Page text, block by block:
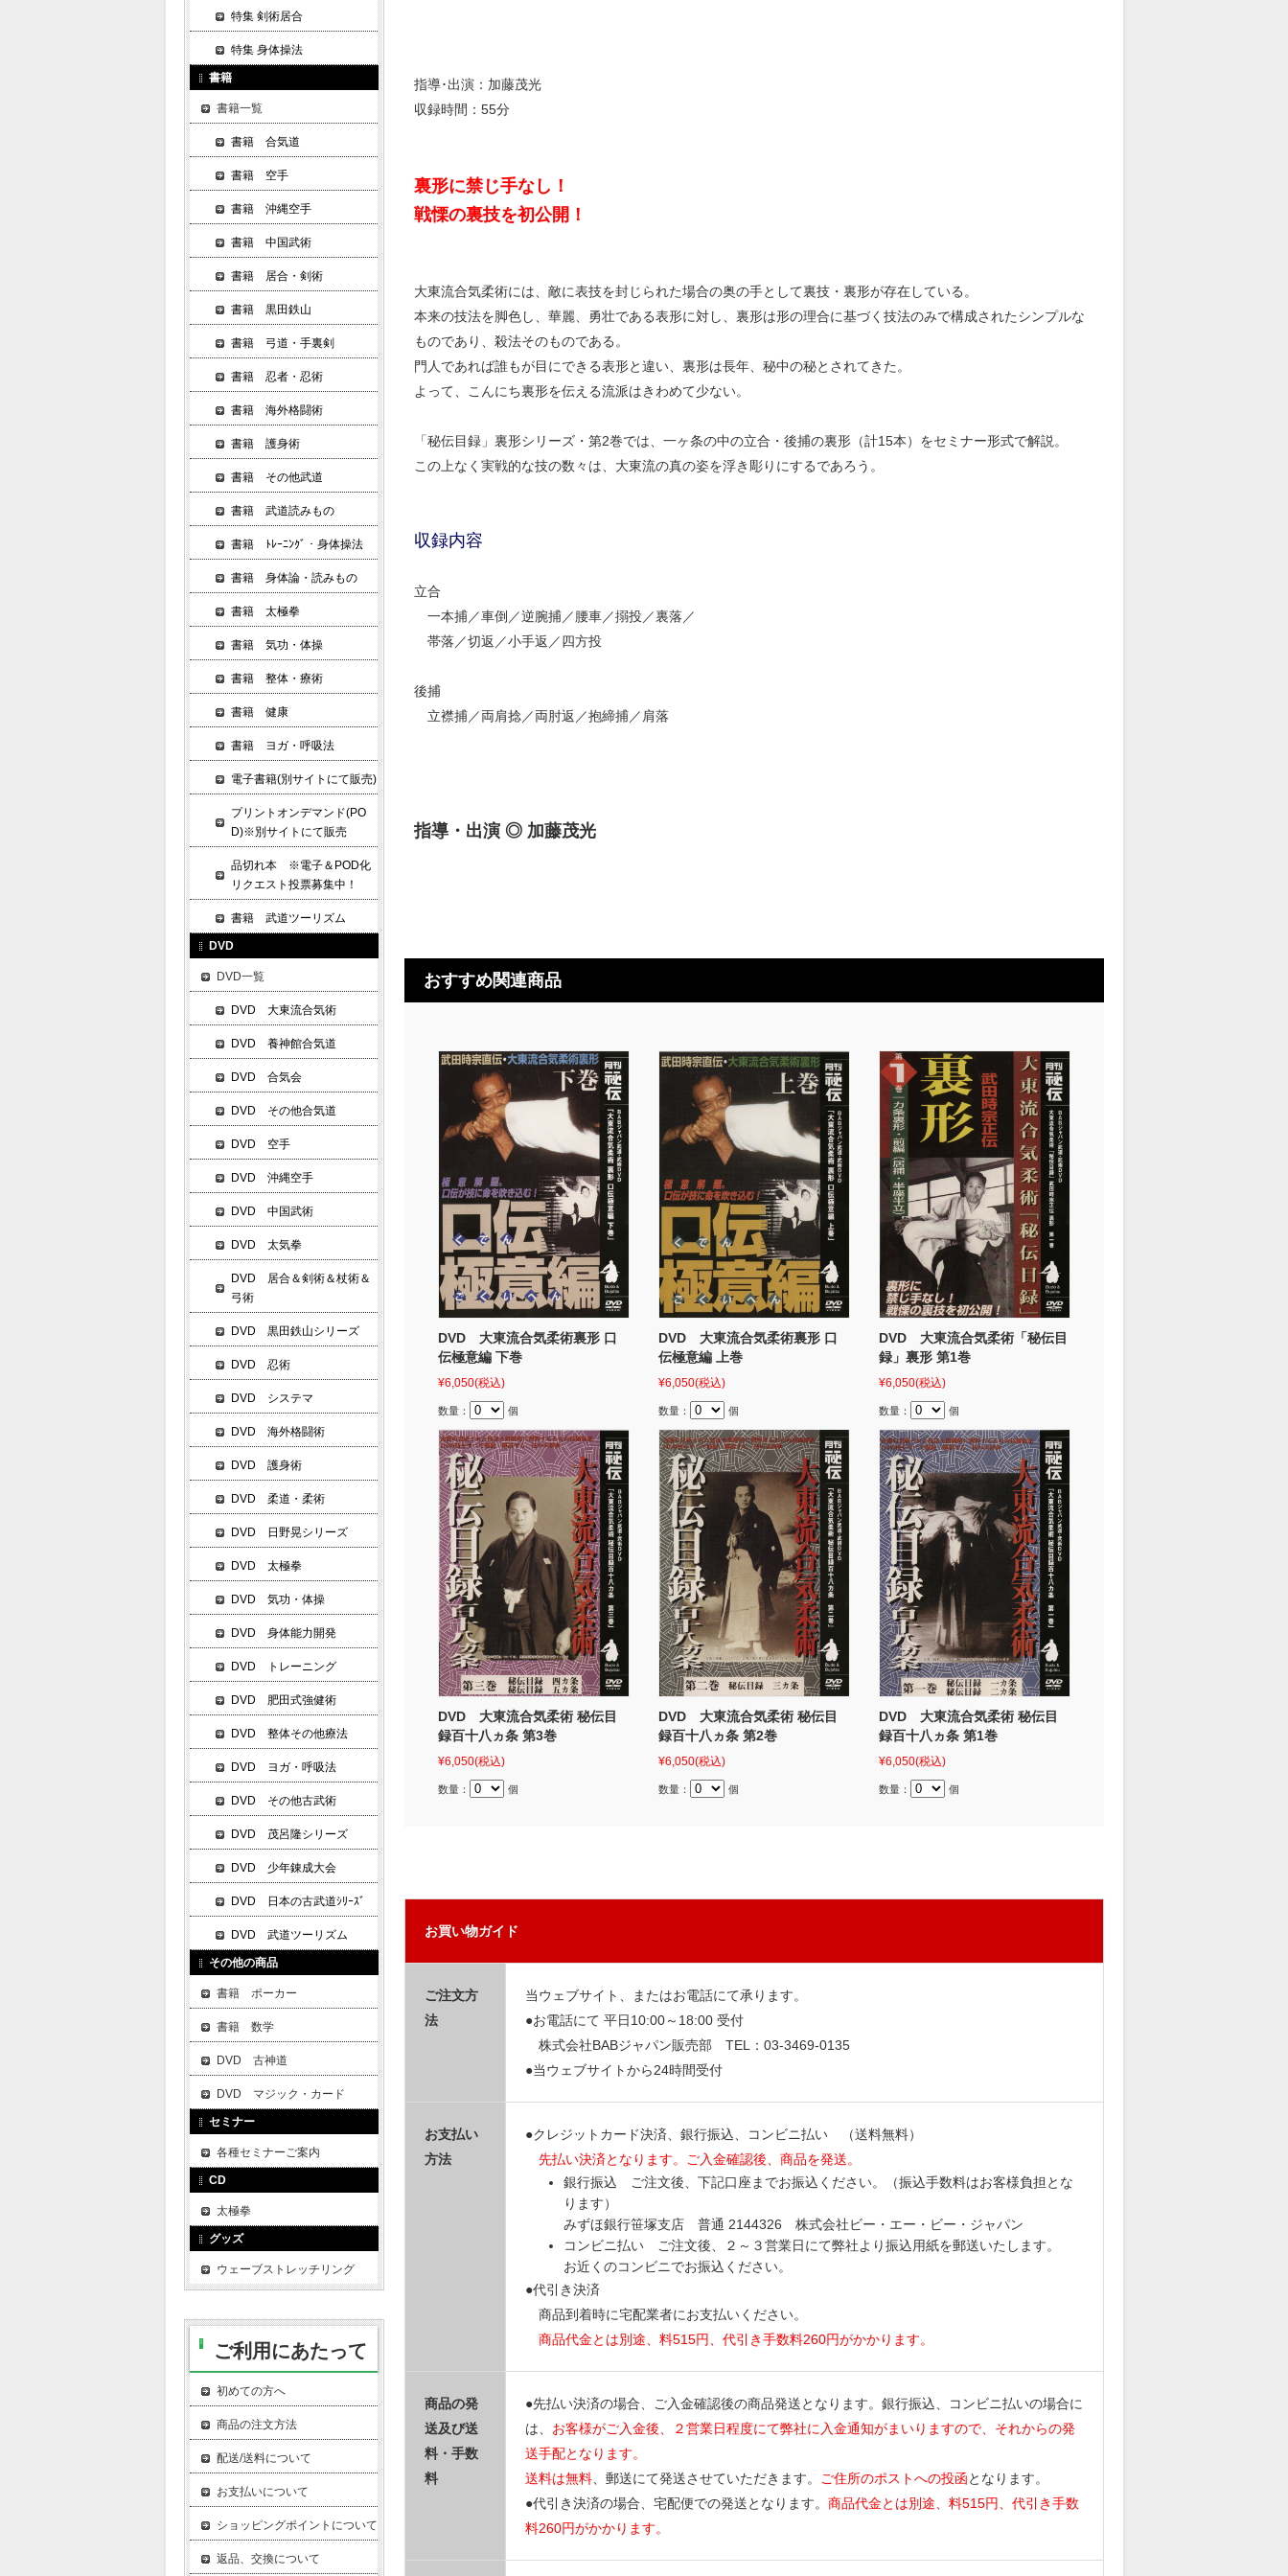
指導･出演：加藤茂光
収録時間：55分
裏形に禁じ手なし！
戦慄の裏技を初公開！
大東流合気柔術には、敵に表技を封じられた場合の奥の手として裏技・裏形が存在している。
本来の技法を脚色し、華麗、勇壮である表形に対し、裏形は形の理合に基づく技法のみで構成されたシンプルな
ものであり、殺法そのものである。
門人であれば誰もが目にできる表形と違い、裏形は長年、秘中の秘とされてきた。
よって、こんにち裏形を伝える流派はきわめて少ない。
「秘伝目録」裏形シリーズ・第2巻では、一ヶ条の中の立合・後捕の裏形（計15本）をセミナー形式で解説。
この上なく実戦的な技の数々は、大東流の真の姿を浮き彫りにするであろう。
収録内容
立合
一本捕／車倒／逆腕捕／腰車／搦投／裏落／
帯落／切返／小手返／四方投
後捕
立襟捕／両肩捻／両肘返／抱締捕／肩落
指導・出演 ◎ 加藤茂光
おすすめ関連商品
DVD 大東流合気柔術裏形 口
伝極意編 下巻
¥6,050(税込)
数量： 個
DVD 大東流合気柔術裏形 口
伝極意編 上巻
¥6,050(税込)
数量： 個
DVD 大東流合気柔術「秘伝目
録」裏形 第1巻
¥6,050(税込)
数量： 個
DVD 大東流合気柔術 秘伝目
録百十八ヵ条 第3巻
¥6,050(税込)
数量： 個
DVD 大東流合気柔術 秘伝目
録百十八ヵ条 第2巻
¥6,050(税込)
数量： 個
DVD 大東流合気柔術 秘伝目
録百十八ヵ条 第1巻
¥6,050(税込)
数量： 個
お買い物ガイド
ご注文方
法
当ウェブサイト、またはお電話にて承ります。
●お電話にて 平日10:00～18:00 受付
株式会社BABジャパン販売部 TEL：03-3469-0135
●当ウェブサイトから24時間受付
お支払い
方法
●クレジットカード決済、銀行振込、コンビニ払い （送料無料）
先払い決済となります。ご入金確認後、商品を発送。
銀行振込 ご注文後、下記口座までお振込ください。（振込手数料はお客様負担とな
ります）
みずほ銀行笹塚支店 普通 2144326 株式会社ビー・エー・ビー・ジャパン
コンビニ払い ご注文後、２～３営業日にて弊社より振込用紙を郵送いたします。
お近くのコンビニでお振込ください。
●代引き決済
商品到着時に宅配業者にお支払いください。
商品代金とは別途、料515円、代引き手数料260円がかかります。
商品の発
送及び送
料・手数
料
●先払い決済の場合、ご入金確認後の商品発送となります。銀行振込、コンビニ払いの場合に
は、 お客様がご入金後、２営業日程度にて弊社に入金通知がまいりますので、それからの発
送手配となります。
送料は無料 、郵送にて発送させていただきます。 ご住所のポストへの投函となります。
●代引き決済の場合、宅配便での発送となります。 商品代金とは別途、料515円、代引き手数
料260円がかかります。
特集 剣術居合
特集 身体操法
書籍
書籍一覧
書籍 合気道
書籍 空手
書籍 沖縄空手
書籍 中国武術
書籍 居合・剣術
書籍 黒田鉄山
書籍 弓道・手裏剣
書籍 忍者・忍術
書籍 海外格闘術
書籍 護身術
書籍 その他武道
書籍 武道読みもの
書籍 ﾄﾚｰﾆﾝｸﾞ・身体操法
書籍 身体論・読みもの
書籍 太極拳
書籍 気功・体操
書籍 整体・療術
書籍 健康
書籍 ヨガ・呼吸法
電子書籍(別サイトにて販売)
プリントオンデマンド(PO
D)※別サイトにて販売
品切れ本 ※電子＆POD化
リクエスト投票募集中！
書籍 武道ツーリズム
DVD
DVD一覧
DVD 大東流合気術
DVD 養神館合気道
DVD 合気会
DVD その他合気道
DVD 空手
DVD 沖縄空手
DVD 中国武術
DVD 太気拳
DVD 居合＆剣術＆杖術＆
弓術
DVD 黒田鉄山シリーズ
DVD 忍術
DVD システマ
DVD 海外格闘術
DVD 護身術
DVD 柔道・柔術
DVD 日野晃シリーズ
DVD 太極拳
DVD 気功・体操
DVD 身体能力開発
DVD トレーニング
DVD 肥田式強健術
DVD 整体その他療法
DVD ヨガ・呼吸法
DVD その他古武術
DVD 茂呂隆シリーズ
DVD 少年錬成大会
DVD 日本の古武道ｼﾘｰｽﾞ
DVD 武道ツーリズム
その他の商品
書籍 ポーカー
書籍 数学
DVD 古神道
DVD マジック・カード
セミナー
各種セミナーご案内
CD
太極拳
グッズ
ウェーブストレッチリング
ご利用にあたって
初めての方へ
商品の注文方法
配送/送料について
お支払いについて
ショッピングポイントについて
返品、交換について